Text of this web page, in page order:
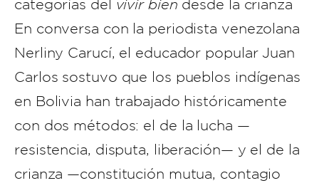
categorías del vivir bien desde la crianza
En conversa con la periodista venezolana
Nerliny Carucí, el educador popular Juan
Carlos sostuvo que los pueblos indígenas
en Bolivia han trabajado históricamente
con dos métodos: el de la lucha —
resistencia, disputa, liberación— y el de la
crianza —constitución mutua, contagio